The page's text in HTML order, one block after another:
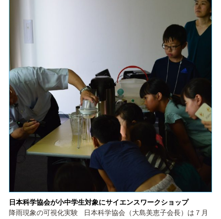
日本科学協会が小中学生対象にサイエンスワークショップ
降雨現象の可視化実験 日本科学協会（大島美恵子会長）は７月